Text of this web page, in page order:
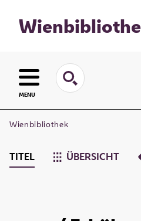
MENU
Wienbibliothek
TITEL ÜBERSICHT